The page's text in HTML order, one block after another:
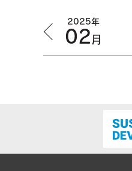
2025年
02月